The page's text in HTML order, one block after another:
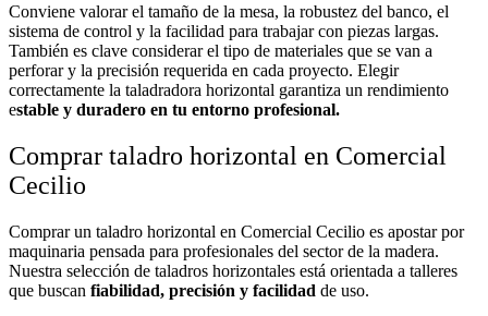
Conviene valorar el tamaño de la mesa, la robustez del banco, el
sistema de control y la facilidad para trabajar con piezas largas.
También es clave considerar el tipo de materiales que se van a
perforar y la precisión requerida en cada proyecto. Elegir
correctamente la taladradora horizontal garantiza un rendimiento
estable y duradero en tu entorno profesional.
Comprar taladro horizontal en Comercial
Cecilio
Comprar un taladro horizontal en Comercial Cecilio es apostar por
maquinaria pensada para profesionales del sector de la madera.
Nuestra selección de taladros horizontales está orientada a talleres
que buscan fiabilidad, precisión y facilidad de uso.